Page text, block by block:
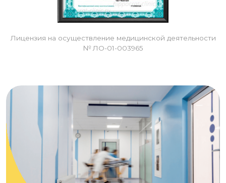
Лицензия на осуществление медицинской деятельности
№ ЛО-01-003965